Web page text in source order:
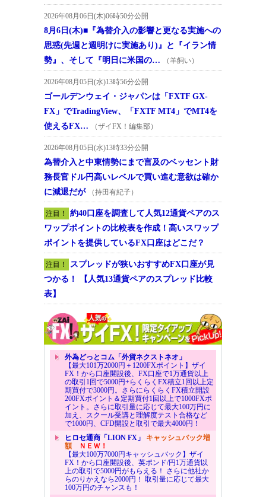
2026年08月06日(木)06時50分公開
8月6日(木)■『為替介入の影響と更なる実施への
思惑(先週と週明けに実施あり)』と『イラン情
勢』、そして『明日に米国の…
（羊飼い）
2026年08月05日(水)13時56分公開
ゴールデンウェイ・ジャパンは「FXTF GX-
FX」でTradingView、「FXTF MT4」でMT4を
使えるFX…
（ザイFX！編集部）
2026年08月05日(水)13時33分公開
為替介入と中東情勢にまで言及のベッセント財
務長官ドル円高いレベルで買い進む意欲は確か
に減退だが
（持田有紀子）
注目！
約40口座を調査して人気12通貨ペアのス
ワップポイントの比較表を作成！高いスワップ
ポイントを提供しているFX口座はどこだ？
注目！
スプレッドが狭いおすすめFX口座が見
つかる！ 【人気13通貨ペアのスプレッド比較
表】
外為どっとコム「外貨ネクストネオ」
【最大101万2000円＋1200FXポイント】ザイ
FX！から口座開設後、FX口座で1万通貨以上
の取引1回で5000円+らくらくFX積立1回以上定
期買付で3000円。さらにらくらくFX積立開設
200FXポイント＆定期買付1回以上で1000FXポ
イント。さらに取引量に応じて最大100万円に
加え、スクール受講と理解度テスト合格など
で1000円、CFD開設と取引で最大4000円！
ヒロセ通商「LION FX」 キャッシュバック増
額ＮＥＷ！
【最大100万7000円キャッシュバック】ザイ
FX！から口座開設後、英ポンド/円1万通貨以
上の取引で5000円がもらえる！ さらに他社か
らのりかえなら2000円！ 取引量に応じて最大
100万円のチャンスも！